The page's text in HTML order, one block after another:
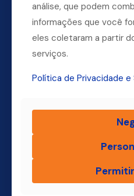
Dúvidas? Ligue
Quem
Blog
análise, que podem
informações que você
eles coletaram a partir
serviços.
Política de Privacidade e